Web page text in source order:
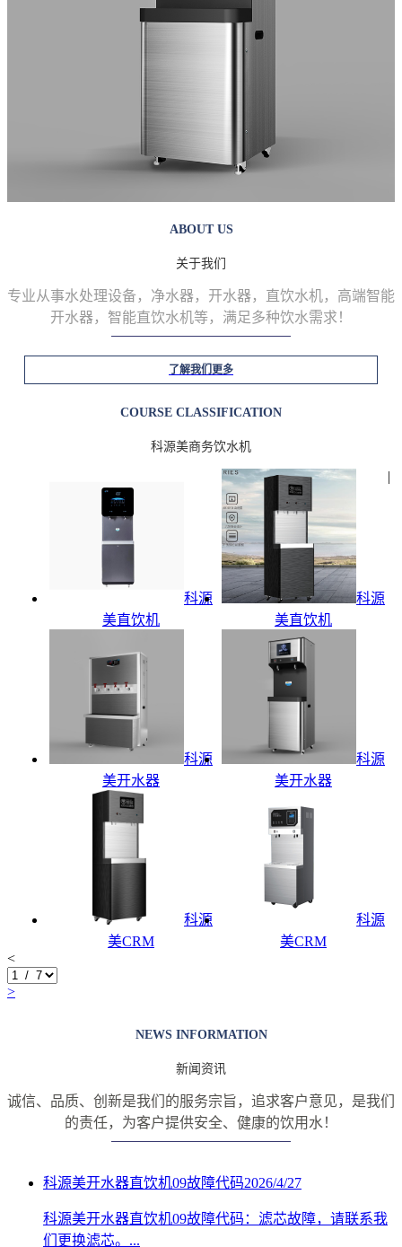
ABOUT US
关于我们
专业从事水处理设备，净水器，开水器，直饮水机，高端智能
开水器，智能直饮水机等，满足多种饮水需求！
了解我们更多
COURSE CLASSIFICATION
科源美商务饮水机
科源
美直饮机
科源
美直饮机
科源
美开水器
科源
美开水器
科源
美CRM
科源
美CRM
|
<
>
NEWS INFORMATION
新闻资讯
诚信、品质、创新是我们的服务宗旨，追求客户意见，是我们
的责任， 为客户提供安全、健康的饮用水！
科源美开水器直饮机09故障代码2026/4/27
科源美开水器直饮机09故障代码：滤芯故障，请联系我
们更换滤芯。...